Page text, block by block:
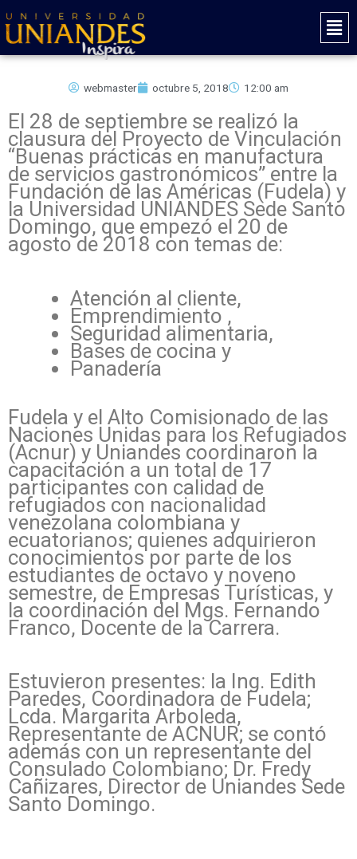
al
contenido
Main
webmaster octubre 5, 2018 12:00 am
El 28 de septiembre se realizó la
clausura del Proyecto de Vinculación
“Buenas prácticas en manufactura
de servicios gastronómicos” entre la
Fundación de las Américas (Fudela) y
la Universidad UNIANDES Sede Santo
Domingo, que empezó el 20 de
agosto de 2018 con temas de:
Atención al cliente,
Emprendimiento ,
Seguridad alimentaria,
Bases de cocina y
Panadería
Fudela y el Alto Comisionado de las
Naciones Unidas para los Refugiados
(Acnur) y Uniandes coordinaron la
capacitación a un total de 17
participantes con calidad de
refugiados con nacionalidad
venezolana colombiana y
ecuatorianos; quienes adquirieron
conocimientos por parte de los
estudiantes de octavo y noveno
semestre, de Empresas Turísticas, y
la coordinación del Mgs. Fernando
Franco, Docente de la Carrera.
Estuvieron presentes: la Ing. Edith
Paredes, Coordinadora de Fudela;
Lcda. Margarita Arboleda,
Representante de ACNUR; se contó
además con un representante del
Consulado Colombiano; Dr. Fredy
Cañizares, Director de Uniandes Sede
Santo Domingo.